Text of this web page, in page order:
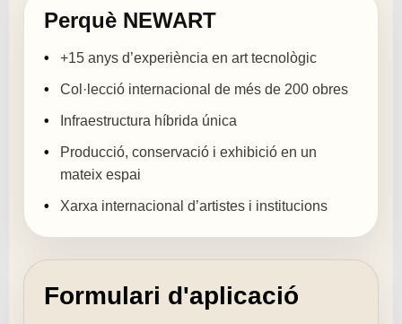
Perquè NEWART
+15 anys d’experiència en art tecnològic
Col·lecció internacional de més de 200 obres
Infraestructura híbrida única
Producció, conservació i exhibició en un
mateix espai
Xarxa internacional d’artistes i institucions
Formulari d'aplicació